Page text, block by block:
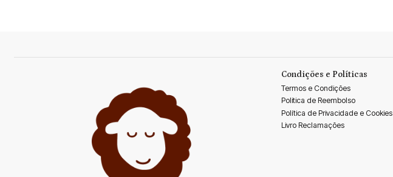
Condições e Políticas
Termos e Condições
Politica de Reembolso
Política de Privacidade e Cookies
Livro Reclamações